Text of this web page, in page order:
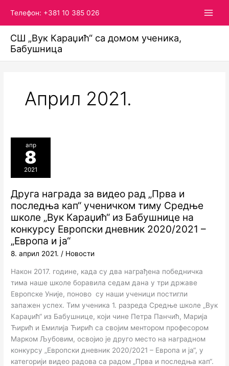
садржај
Телефон: +381 10 385 026
СШ „Вук Караџић“ са домом ученика,
Бабушница
Април 2021.
апр
8
2021
Друга награда за видео рад „Прва и
последња кап“ ученичком тиму Средње
школе „Вук Караџић“ из Бабушнице на
конкурсу Европски дневник 2020/2021 –
„Европа и ја“
8. април 2021. / Новости
Након 2017. године, када су два награђена победничка
тима наше школе боравила седам дана у три државе
Европске Уније, поново су наши ученици постигли
запажен успех. Тим ученика 1. разреда Средње школе „Вук
Караџић“ из Бабушнице, који чине Петра Панчић, Марија
Ћирић и Емилија Ћирић са својим ментором професором
Марком Љубовим, освојио је друго место на наградном
конкурсу „Европски дневник 2020/2021 – Европа и ја“, у
категорији видео радова са радом „Прва и последња кап“.